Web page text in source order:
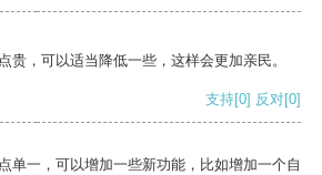
贵，可以适当降低一些，这样会更加亲民。
支持[0] 反对[0]
单一，可以增加一些新功能，比如增加一个自